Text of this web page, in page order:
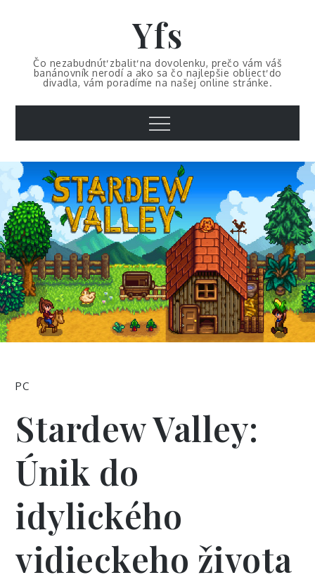
Yfs
Čo nezabudnúť zbaliť na dovolenku, prečo vám váš
banánovník nerodí a ako sa čo najlepšie obliecť do
divadla, vám poradíme na našej online stránke.
Menu
PC
Stardew Valley:
Únik do
idylického
vidieckeho života